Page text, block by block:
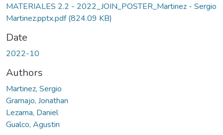
MATERIALES 2.2 - 2022_JOIN_POSTER_Martinez - Sergio
Martinez.pptx.pdf(824.09 KB)
Date
2022-10
Authors
Martinez, Sergio
Gramajo, Jonathan
Lezama, Daniel
Gualco, Agustin